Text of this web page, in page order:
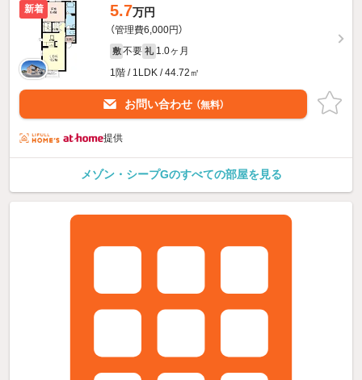
新着 5.7万円
（管理費6,000円）
敷 不要 礼 1.0ヶ月
1階 / 1LDK / 44.72㎡
お問い合わせ （無料）
提供
メゾン・シープGのすべての部屋を見る